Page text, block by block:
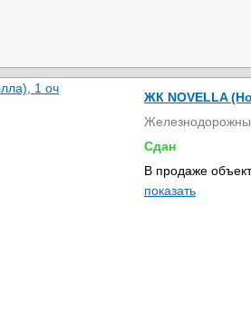
ЖК NOVELLA
Сдан
В продаже
показать